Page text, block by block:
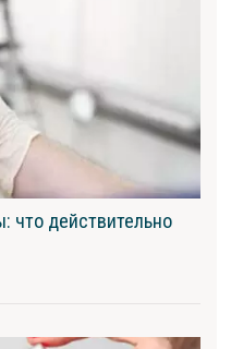
что действительно